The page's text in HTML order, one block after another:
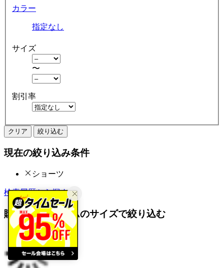
カラー
指定なし
サイズ
〜
割引率
クリア 絞り込む
現在の絞り込み条件
ショーツ
検索履歴から探す
購入済みアイテムのサイズで絞り込む